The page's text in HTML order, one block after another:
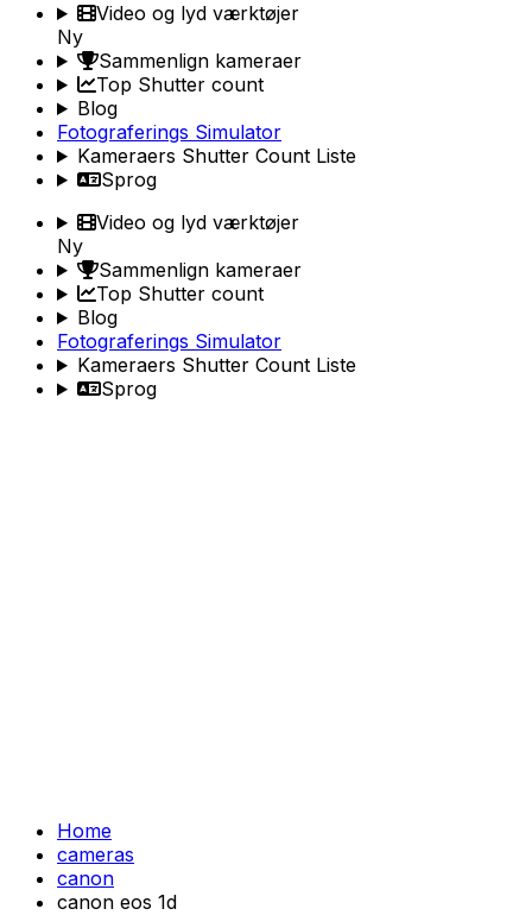
Video og lyd værktøjer
Ny
Sammenlign kameraer
Top Shutter count
Blog
Fotograferings Simulator
Kameraers Shutter Count Liste
Sprog
Video og lyd værktøjer
Ny
Sammenlign kameraer
Top Shutter count
Blog
Fotograferings Simulator
Kameraers Shutter Count Liste
Sprog
Home
cameras
canon
canon eos 1d